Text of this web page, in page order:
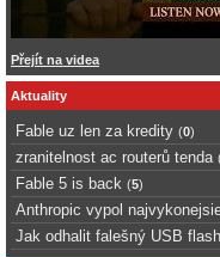
Přejít na videa
Aktuality
Fable uz len za kredity (0)
zranitelnost ac routerů tenda
Fable 5 is back (5)
Anthropic vypol
Jak odhalit falešný USB